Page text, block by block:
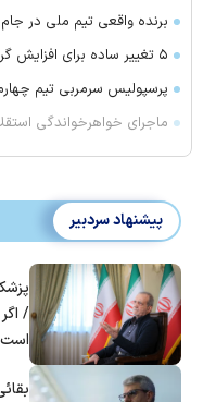
برنده واقعی تیم ملی در
۵ تغییر ساده برای افزایش گردش خون در بدن
پرسپولیس سرمربی تیم
ماجرای خواهرخواندگی
پیشنهاد سردبیر
/
است